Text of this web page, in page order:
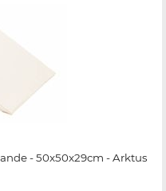
- 50x50x29cm - Arktus